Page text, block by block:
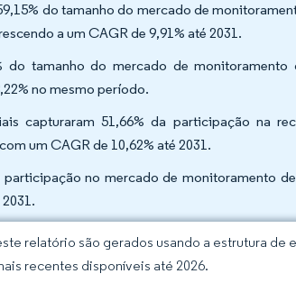
do tamanho do mercado de
a um CAGR de 9,91% até 2031.
do tamanho do mercado de
no mesmo período.
capturaram 51,66% da participação na
um CAGR de 10,62% até 2031.
no mercado de monitoramento
relatório são gerados usando a estrutura de
recentes disponíveis até 2026.